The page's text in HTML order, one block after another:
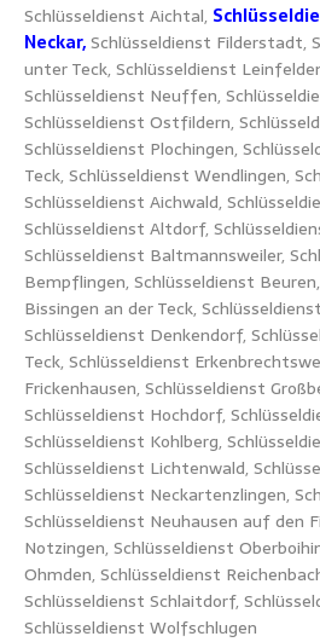
Schlüsseldienst Aichtal,
Neckar,Schlüsseldienst Filderstadt,
unter Teck, Schlüsseldienst
Schlüsseldienst Neuffen,
Schlüsseldienst Ostfildern,
Schlüsseldienst Plochingen,
Teck, Schlüsseldienst Wendlingen,
Schlüsseldienst Aichwald,
Schlüsseldienst Altdorf,
Schlüsseldienst Baltmannsweiler,
Bempflingen, Schlüsseldienst
Bissingen an der Teck,
Schlüsseldienst Denkendorf,
Teck, Schlüsseldienst
Frickenhausen, Schlüsseldienst
Schlüsseldienst Hochdorf,
Schlüsseldienst Kohlberg,
Schlüsseldienst Lichtenwald,
Schlüsseldienst Neckartenzlingen,
Schlüsseldienst Neuhausen auf den
Notzingen, Schlüsseldienst
Ohmden, Schlüsseldienst
Schlüsseldienst Schlaitdorf,
Schlüsseldienst Wolfschlugen